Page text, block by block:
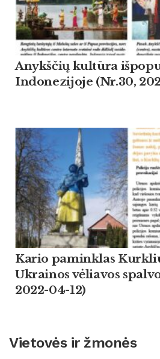
Anykščių kultūra
Indonezijoje (Nr.30,
Kario paminklas
Ukrainos vėliavos
2022-04-12)
Vietovės ir žmonės